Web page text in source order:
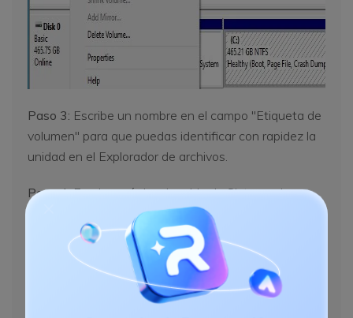
Paso 3: Escribe un nombre en el campo "Etiqueta de
volumen" para que puedas identificar con rapidez la
unidad en el Explorador de archivos.
Paso 4:En el menú desplegable de Sistema de
NTFS, FAT32 o exFAT,
Realizar un formateo rápido